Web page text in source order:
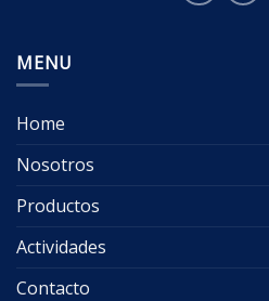
MENU
Home
Nosotros
Productos
Actividades
Contacto